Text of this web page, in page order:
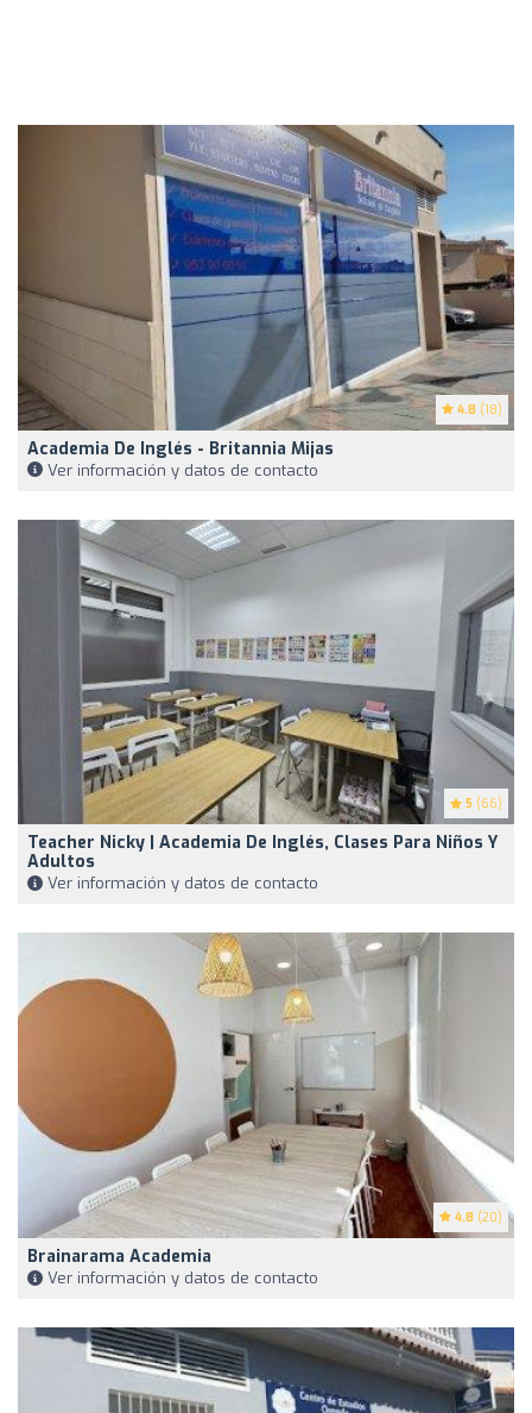
4.8 (18)
Academia De Inglés - Britannia Mijas
Ver información y datos de contacto
5 (66)
Teacher Nicky | Academia De Inglés, Clases Para Niños Y
Adultos
Ver información y datos de contacto
4.8 (20)
Brainarama Academia
Ver información y datos de contacto